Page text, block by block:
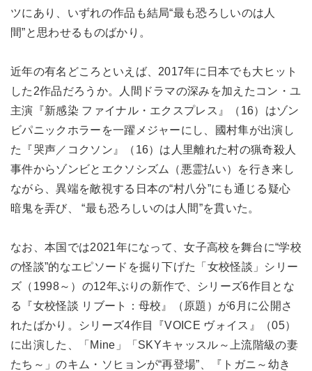
ツにあり、いずれの作品も結局“最も恐ろしいのは人
間”と思わせるものばかり。
近年の有名どころといえば、2017年に日本でも大ヒット
した2作品だろうか。人間ドラマの深みを加えたコン・ユ
主演『新感染 ファイナル・エクスプレス』（16）はゾン
ビパニックホラーを一躍メジャーにし、國村隼が出演し
た『哭声／コクソン』（16）は人里離れた村の猟奇殺人
事件からゾンビとエクソシズム（悪霊払い）を行き来し
ながら、異端を敵視する日本の“村八分”にも通じる疑心
暗鬼を弄び、 “最も恐ろしいのは人間”を貫いた。
なお、本国では2021年になって、女子高校を舞台に“学校
の怪談”的なエピソードを掘り下げた「女校怪談」シリー
ズ（1998～）の12年ぶりの新作で、シリーズ6作目とな
る『女校怪談 リブート：母校』（原題）が6月に公開さ
れたばかり。シリーズ4作目『VOICE ヴォイス』（05）
に出演した、「Mine」「SKYキャッスル～上流階級の妻
たち～」のキム・ソヒョンが“再登場”、『トガニ～幼き